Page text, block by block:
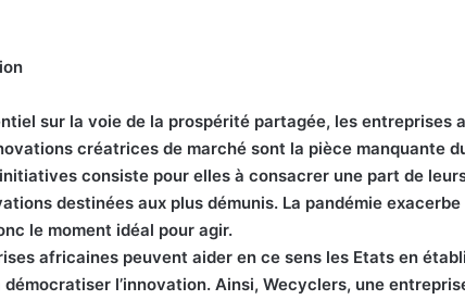
sur la voie de la prospérité partagée, les entreprises
créatrices de marché sont la pièce manquante
consiste pour elles à consacrer une part de
destinées aux plus démunis. La pandémie
le moment idéal pour agir.
africaines peuvent aider en ce sens les Etats en
l’innovation. Ainsi, Wecyclers, une